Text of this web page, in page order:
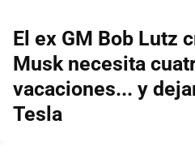
El ex GM Bob Lutz
Musk necesita
vacaciones... y
Tesla